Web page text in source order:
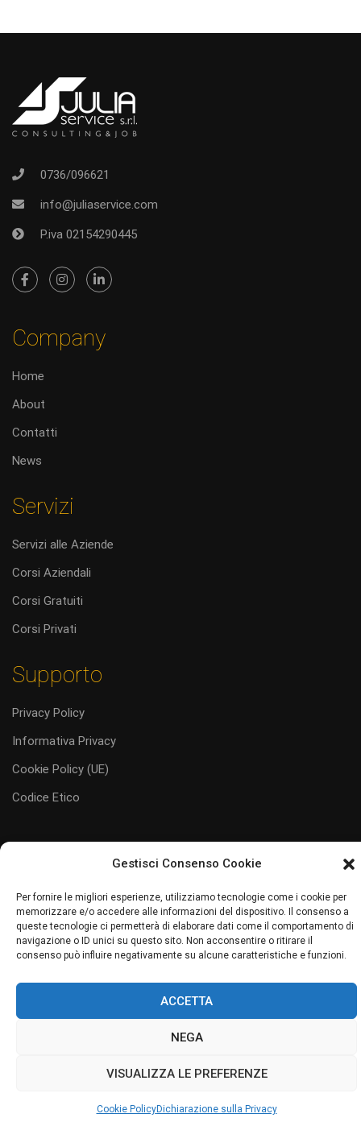
Gestisci Consenso Cookie
Per fornire le migliori esperienze, utilizziamo tecnologie come i cookie per
memorizzare e/o accedere alle informazioni del dispositivo. Il consenso a
queste tecnologie ci permetterà di elaborare dati come il comportamento di
navigazione o ID unici su questo sito. Non acconsentire o ritirare il
consenso può influire negativamente su alcune caratteristiche e funzioni.
ACCETTA
NEGA
VISUALIZZA LE PREFERENZE
Cookie PolicyDichiarazione sulla Privacy
0736/096621
info@juliaservice.com
P.iva 02154290445
Company
Home
About
Contatti
News
Servizi
Servizi alle Aziende
Corsi Aziendali
Corsi Gratuiti
Corsi Privati
Supporto
Privacy Policy
Informativa Privacy
Cookie Policy (UE)
Codice Etico
#juliaservicei servizi al tuo servizio
Sito web realizzato da Junior Web
GESTISCI